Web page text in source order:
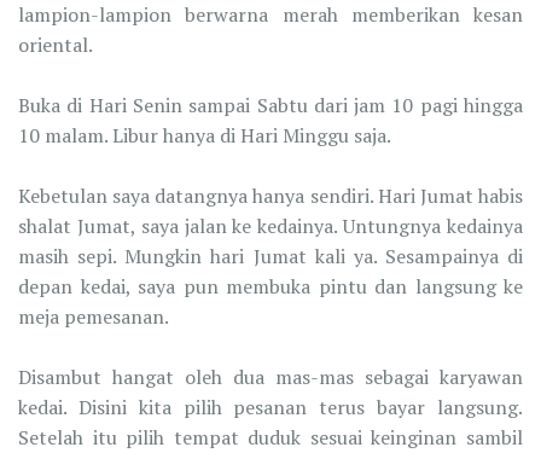
lampion-lampion berwarna merah memberikan kesan
oriental.
Buka di Hari Senin sampai Sabtu dari jam 10 pagi hingga
10 malam. Libur hanya di Hari Minggu saja.
Kebetulan saya datangnya hanya sendiri. Hari Jumat habis
shalat Jumat, saya jalan ke kedainya. Untungnya kedainya
masih sepi. Mungkin hari Jumat kali ya. Sesampainya di
depan kedai, saya pun membuka pintu dan langsung ke
meja pemesanan.
Disambut hangat oleh dua mas-mas sebagai karyawan
kedai. Disini kita pilih pesanan terus bayar langsung.
Setelah itu pilih tempat duduk sesuai keinginan sambil